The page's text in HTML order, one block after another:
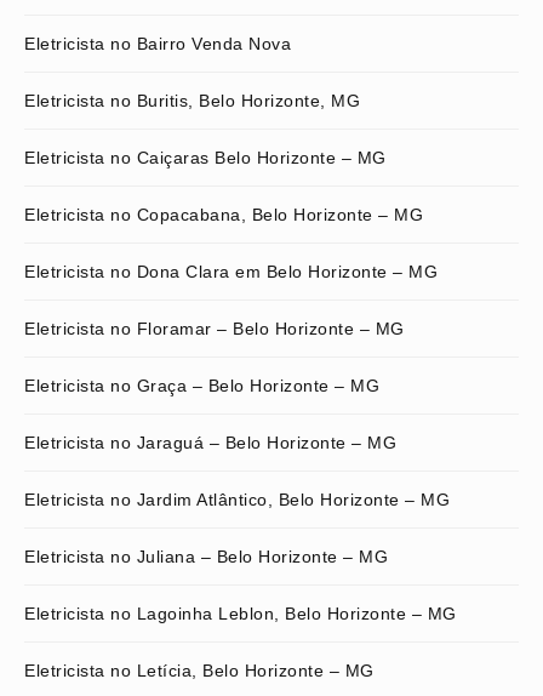
Eletricista no Bairro Venda Nova
Eletricista no Buritis, Belo Horizonte, MG
Eletricista no Caiçaras Belo Horizonte – MG
Eletricista no Copacabana, Belo Horizonte – MG
Eletricista no Dona Clara em Belo Horizonte – MG
Eletricista no Floramar – Belo Horizonte – MG
Eletricista no Graça – Belo Horizonte – MG
Eletricista no Jaraguá – Belo Horizonte – MG
Eletricista no Jardim Atlântico, Belo Horizonte – MG
Eletricista no Juliana – Belo Horizonte – MG
Eletricista no Lagoinha Leblon, Belo Horizonte – MG
Eletricista no Letícia, Belo Horizonte – MG